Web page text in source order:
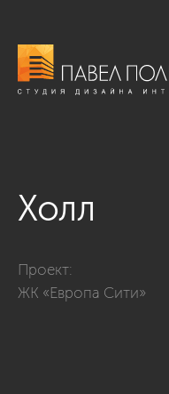
Холл
Проект:
ЖК «Европа Сити»